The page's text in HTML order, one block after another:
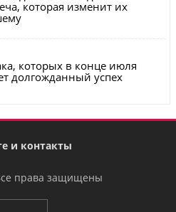
которая изменит их
которых в конце июля
долгожданный успех
и контакты
права защищены